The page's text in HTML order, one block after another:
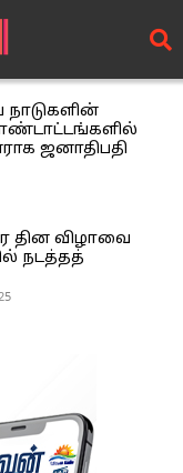
நாடுகளின்
ஜனாதிபதி
தின விழாவை
நடத்தத்